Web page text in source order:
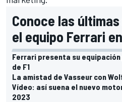
Conoce las
el equipo Ferrari
Ferrari presenta su
de F1
La amistad de Vasseur con
Vídeo: así suena el nuevo
2023